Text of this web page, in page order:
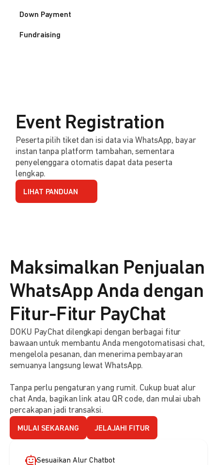
Down Payment
Fundraising
Event Registration
Peserta pilih tiket dan isi data via WhatsApp, bayar
instan tanpa platform tambahan, sementara
penyelenggara otomatis dapat data peserta
lengkap.
LIHAT PANDUAN
Maksimalkan Penjualan
WhatsApp Anda dengan
Fitur-Fitur PayChat
DOKU PayChat dilengkapi dengan berbagai fitur
bawaan untuk membantu Anda mengotomatisasi chat,
mengelola pesanan, dan menerima pembayaran
semuanya langsung lewat WhatsApp.
Tanpa perlu pengaturan yang rumit. Cukup buat alur
chat Anda, bagikan link atau QR code, dan mulai ubah
percakapan jadi transaksi.
MULAI SEKARANG JELAJAHI FITUR
Sesuaikan Alur Chatbot